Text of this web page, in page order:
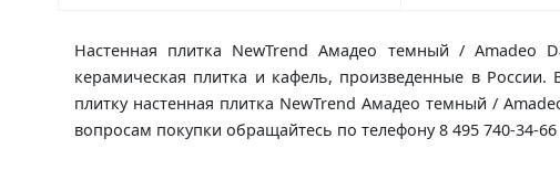
Настенная плитка NewTrend Амадео темный / Amadeo
керамическая плитка и кафель, произведенные в
плитку настенная плитка NewTrend Амадео темный /
вопросам покупки обращайтесь по телефону 8 495 740-34-66